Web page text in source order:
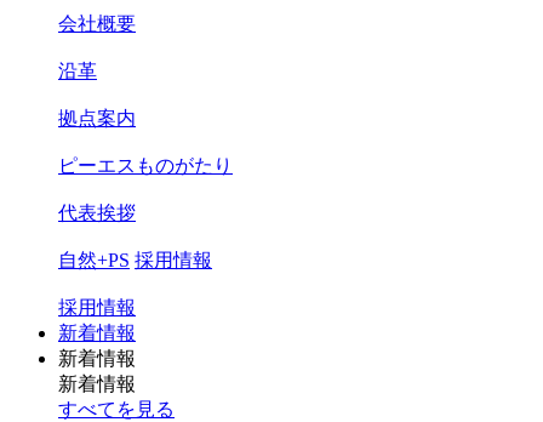
会社概要
沿革
拠点案内
ピーエスものがたり
代表挨拶
自然+PS 採用情報
採用情報
新着情報
新着情報
新着情報
すべてを見る